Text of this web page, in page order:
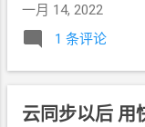
一月 14, 2022
1 条评论
云同步以后 用